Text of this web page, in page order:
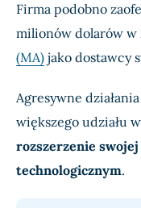
Firma podobno
milionów dolarów w
(MA) jako dostawcy
Agresywne
większego udziału
rozszerzenie
technologicznym.